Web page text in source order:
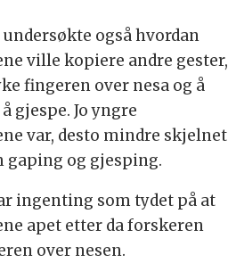
også hvordan
ville kopiere andre gester,
fingeren over nesa og å
gjespe. Jo yngre
var, desto mindre skjelnet
gaping og gjesping.
ingenting som tydet på at
apet etter da forskeren
over nesen.